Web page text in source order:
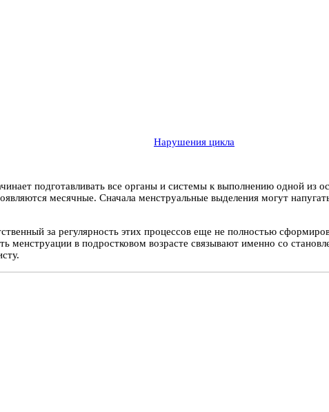
Нарушения цикла
подготавливать все органы и системы к выполнению одной из
месячные. Сначала менструальные выделения могут
за регулярность этих процессов еще не полностью
менструации в подростковом возрасте связывают именно со